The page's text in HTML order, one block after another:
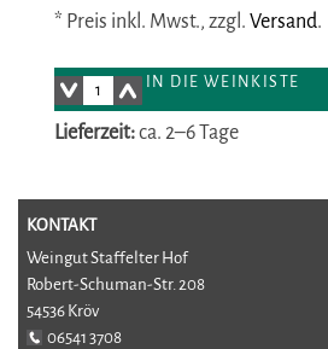
* Preis inkl. Mwst., zzgl. Versand.
IN DIE WEINKISTE
Lieferzeit:ca. 2–6 Tage
KONTAKT
Weingut Staffelter Hof
Robert-Schuman-Str. 208
54536 Kröv
06541 3708